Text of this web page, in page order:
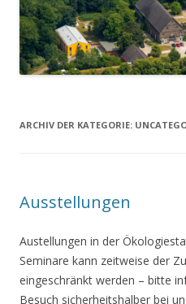
ARCHIV DER KATEGORIE:
Ausstellungen
Austellungen in der
Seminare kann zeitweise der
eingeschränkt werden – bitte
Besuch sicherheitshalber bei